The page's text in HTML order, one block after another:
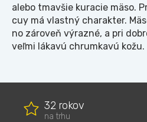
alebo tmavšie kuracie mäso.
cuy má vlastný charakter.
no zároveň výrazné, a pri
veľmi lákavú chrumkavú kožu.
32 rokov
na trhu